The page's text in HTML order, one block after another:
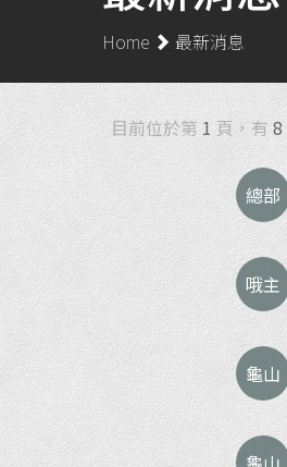
Home 最新消息
目前位於第 1 頁，有 8
總部
哦主
龜山